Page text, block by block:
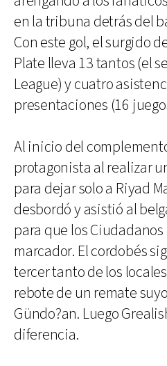
en la tribuna detrás del
Con este gol, el surgido
Plate lleva 13 tantos (el
League) y cuatro
presentaciones (16
Al inicio del
protagonista al realizar
para dejar solo a Riyad
desbordó y asistió al
para que los
marcador. El cordobés
tercer tanto de los
rebote de un remate
Gündo?an. Luego
diferencia.